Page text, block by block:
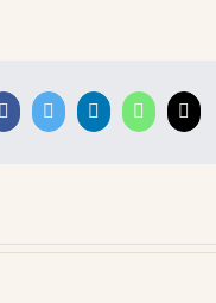
Facebook
TwitterLinkedInWhatsApp
E-
mail